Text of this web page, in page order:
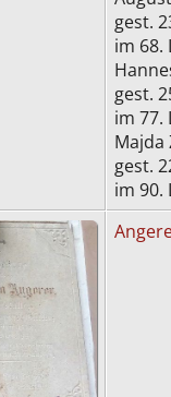
gest.
im 68.
gest.
im 77.
Majda
gest.
im 90.